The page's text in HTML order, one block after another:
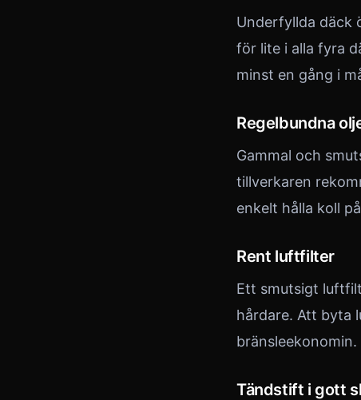
Underfyllda däck
för lite i alla fyra
minst en gång i
Regelbundna
Gammal och
tillverkaren
enkelt hålla koll
Rent luftfilter
Ett smutsigt
hårdare. Att byta
bränsleekonomin.
Tändstift i gott